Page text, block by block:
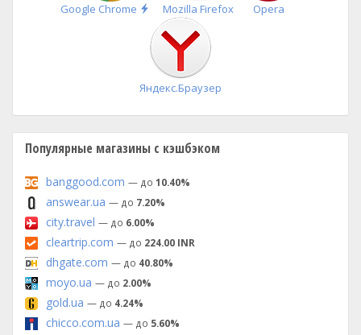
Google Chrome
Быстрая
установка
Mozilla Firefox Opera
Яндекс.Браузер
Популярные магазины с кэшбэком
banggood.com — до 10.40%
answear.ua — до 7.20%
city.travel — до 6.00%
cleartrip.com — до 224.00 INR
dhgate.com — до 40.80%
moyo.ua — до 2.00%
gold.ua — до 4.24%
chicco.com.ua — до 5.60%